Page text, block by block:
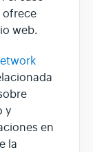
ofrece
web.
y
en
la